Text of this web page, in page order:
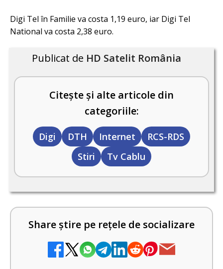
Digi Tel în Familie va costa 1,19 euro, iar Digi Tel
National va costa 2,38 euro.
Publicat de HD Satelit România
Citește și alte articole din
categoriile:
Digi DTH Internet
RCS-RDS
Stiri
Tv Cablu
Share știre pe rețele de socializare